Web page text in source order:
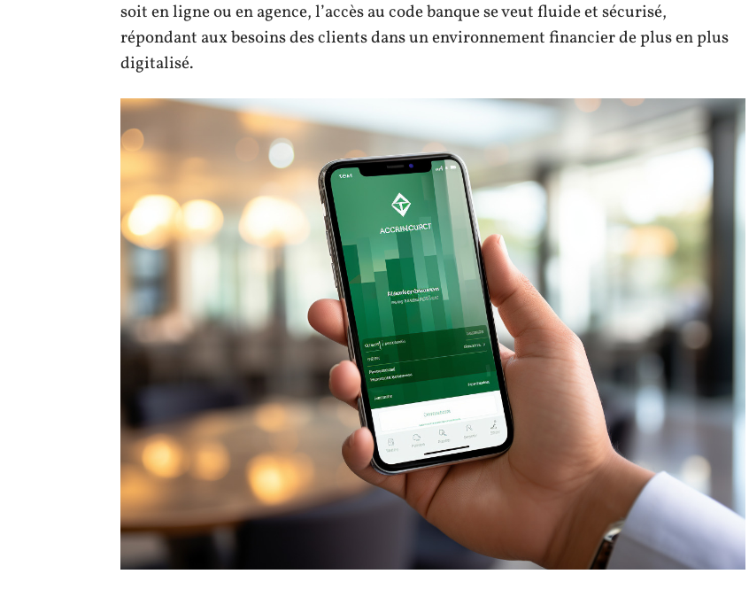
soit en ligne ou en agence, l’accès au code banque se veut fluide et sécurisé,
répondant aux besoins des clients dans un environnement financier de plus en plus
digitalisé.